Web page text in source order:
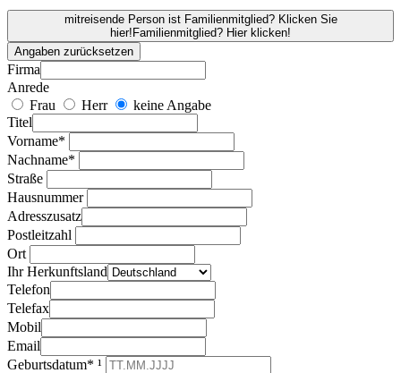
mitreisende Person ist Familienmitglied? Klicken Sie
hier! Familienmitglied? Hier klicken!
Angaben zurücksetzen
Firma
Anrede
Frau
Herr
keine Angabe
Titel
Vorname*
Nachname*
Straße
Hausnummer
Adresszusatz
Postleitzahl
Ort
Ihr Herkunftsland
Telefon
Telefax
Mobil
Email
Geburtsdatum* ¹